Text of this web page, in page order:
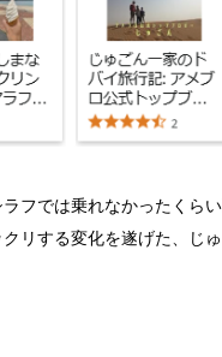
フでは乗れなかったくら
リする変化を遂げた、じ